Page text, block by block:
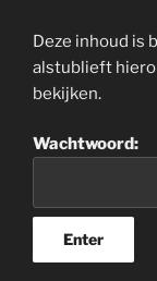
Deze inhoud is
alstublieft
bekijken.
Wachtwoord: